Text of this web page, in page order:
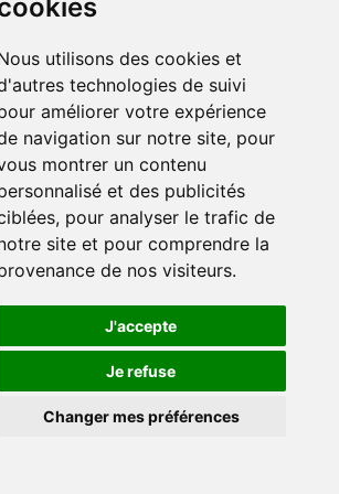
utilisons des cookies et
technologies de suivi
améliorer votre expérience
navigation sur notre site, pour
montrer un contenu
et des publicités
pour analyser le trafic de
site et pour comprendre la
de nos visiteurs.
J'accepte
Je refuse
Changer mes préférences
information)